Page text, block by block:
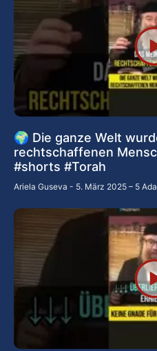
🌍 Die ganze Welt
rechtschaffenen
#shorts #Torah
Ariela Guseva 5. März 2025 – 5